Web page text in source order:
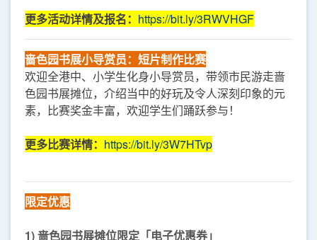
更多活动详情及报名： https://bit.ly/3RWVHGF
啬色园书展小导赏员：短片制作比赛
欢迎全港中、小学生化身小导赏员，带领市民游走啬
色园书展摊位，介绍当中的好玩及令人深刻印象的元
素，比赛奖金丰富，欢迎学生们踊跃参与！
更多比赛详情： https://bit.ly/3W7HTvp
限定优惠
1) 啬色园书展摊位限定「电子优惠券」